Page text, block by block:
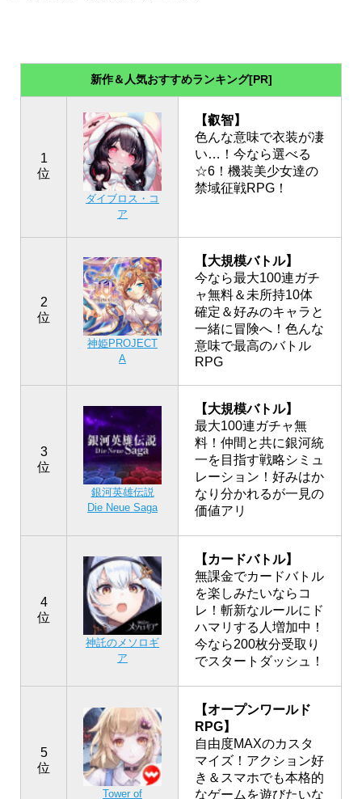
新作＆人気おすすめランキング[PR]
1
位
ダイブロス・コ
ア
【叡智】
色んな意味で衣装が凄
い…！今なら選べる
☆6！機装美少女達の
禁域征戦RPG！
2
位
神姫PROJECT
A
【大規模バトル】
今なら最大100連ガチ
ャ無料＆未所持10体
確定＆好みのキャラと
一緒に冒険へ！色んな
意味で最高のバトル
RPG
3
位
銀河英雄伝説
Die Neue Saga
【大規模バトル】
最大100連ガチャ無
料！仲間と共に銀河統
一を目指す戦略シミュ
レーション！好みはか
なり分かれるが一見の
価値アリ
4
位
神託のメソロギ
ア
【カードバトル】
無課金でカードバトル
を楽しみたいならコ
レ！斬新なルールにド
ハマリする人増加中！
今なら200枚分受取り
でスタートダッシュ！
5
位
Tower of
【オープンワールド
RPG】
自由度MAXのカスタ
マイズ！アクション好
き＆スマホでも本格的
なゲームを遊びたいな